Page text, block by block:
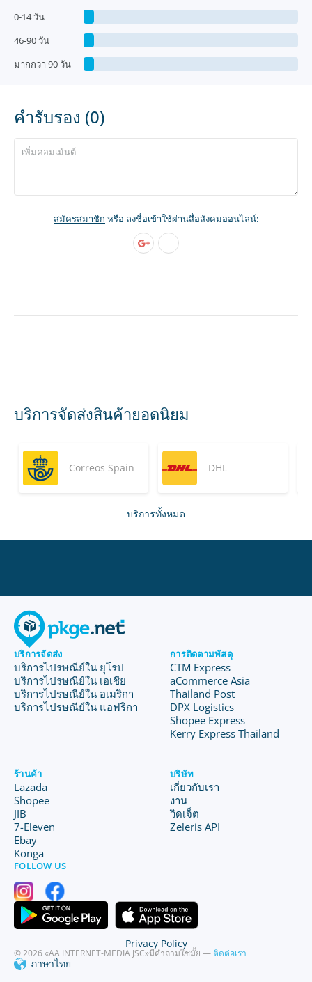
0-14 วัน
46-90 วัน
มากกว่า 90 วัน
คำรับรอง (0)
สมัครสมาชิก หรือ ลงชื่อเข้าใช้ผ่านสื่อสังคมออนไลน์:
บริการจัดส่งสินค้ายอดนิยม
Correos Spain DHL
บริการทั้งหมด
บริการจัดส่ง
บริการไปรษณีย์ใน ยุโรป
บริการไปรษณีย์ใน เอเชีย
บริการไปรษณีย์ใน อเมริกา
บริการไปรษณีย์ใน แอฟริกา
การติดตามพัสดุ
CTM Express
aCommerce Asia
Thailand Post
DPX Logistics
Shopee Express
Kerry Express Thailand
ร้านค้า
Lazada
Shopee
JIB
7-Eleven
Ebay
Konga
บริษัท
เกี่ยวกับเรา
งาน
วิดเจ็ต
Zeleris API
FOLLOW US
© 2026 «AA INTERNET-MEDIA JSC»มีคำถามใช่มั้ย — ติดต่อเรา
ภาษาไทย
Privacy Policy